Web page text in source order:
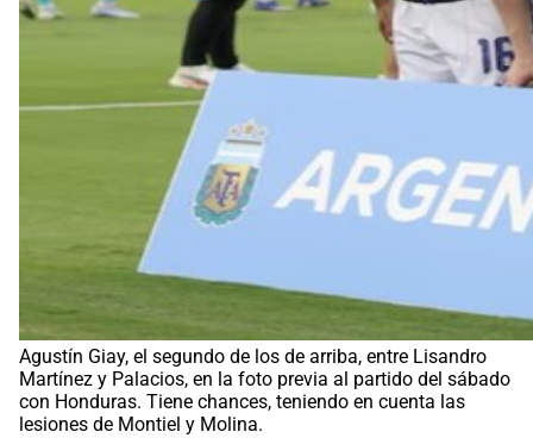
Agustín Giay, el segundo de los de arriba, entre Lisandro
Martínez y Palacios, en la foto previa al partido del sábado
con Honduras. Tiene chances, teniendo en cuenta las
lesiones de Montiel y Molina.